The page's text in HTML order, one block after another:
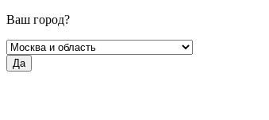
Ваш город?
Да